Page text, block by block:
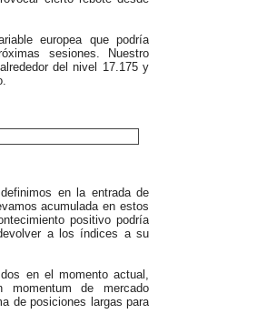
europea que podría
sesiones. Nuestro
del nivel 17.175 y
en la entrada de
acumulada en estos
positivo podría
a los índices a su
en el momento actual,
de mercado
de posiciones largas para